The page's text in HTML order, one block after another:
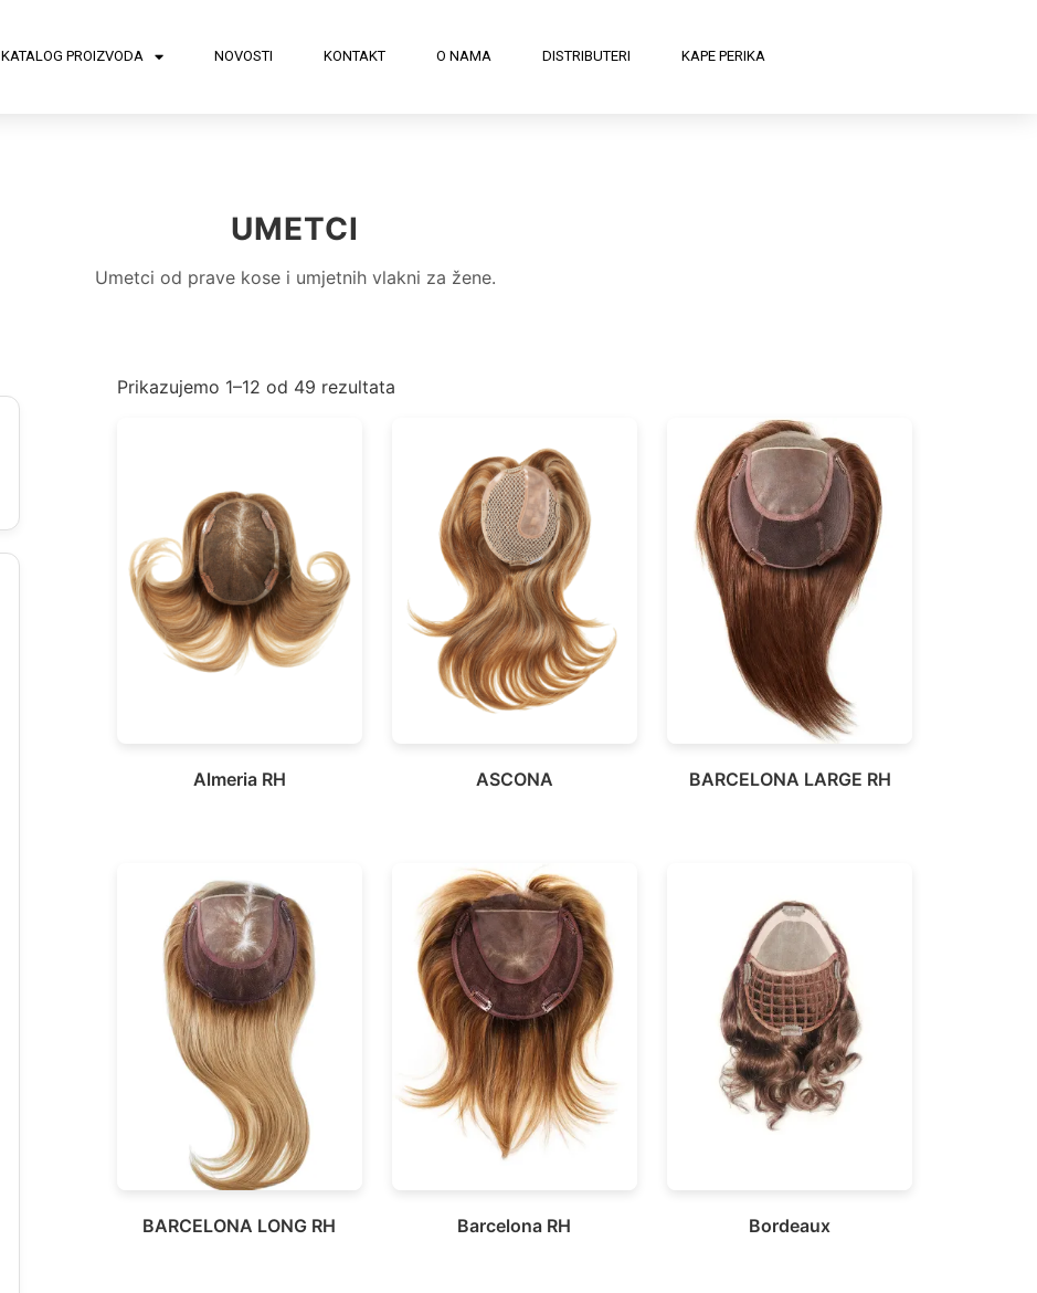
KATALOG PROIZVODA NOVOSTI KONTAKT O NAMA DISTRIBUTERI KAPE PERIKA
UMETCI
Umetci od prave kose i umjetnih vlakni za žene.
Prikazujemo 1–12 od 49 rezultata
Almeria RH ASCONA BARCELONA LARGE RH
BARCELONA LONG RH Barcelona RH Bordeaux